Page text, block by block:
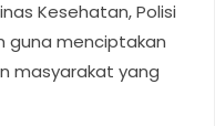
Kesehatan, Polisi
guna menciptakan
masyarakat yang